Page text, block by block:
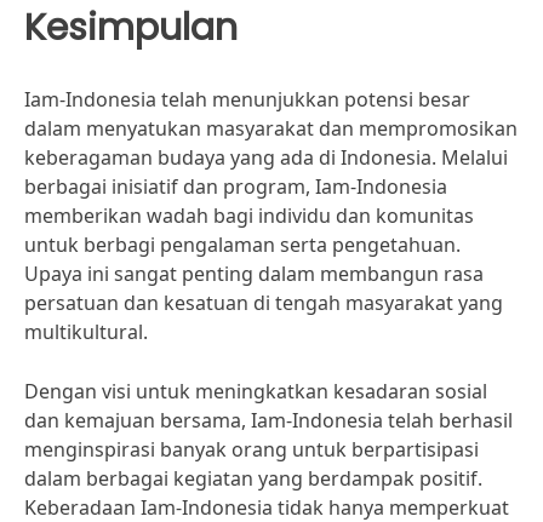
Kesimpulan
Iam-Indonesia telah menunjukkan potensi besar
dalam menyatukan masyarakat dan mempromosikan
keberagaman budaya yang ada di Indonesia. Melalui
berbagai inisiatif dan program, Iam-Indonesia
memberikan wadah bagi individu dan komunitas
untuk berbagi pengalaman serta pengetahuan.
Upaya ini sangat penting dalam membangun rasa
persatuan dan kesatuan di tengah masyarakat yang
multikultural.
Dengan visi untuk meningkatkan kesadaran sosial
dan kemajuan bersama, Iam-Indonesia telah berhasil
menginspirasi banyak orang untuk berpartisipasi
dalam berbagai kegiatan yang berdampak positif.
Keberadaan Iam-Indonesia tidak hanya memperkuat